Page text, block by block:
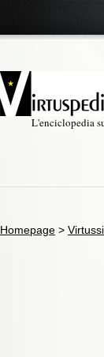
L'enciclopedia
Homepage >